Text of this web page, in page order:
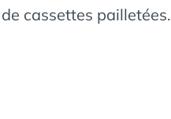
cassettes pailletées.